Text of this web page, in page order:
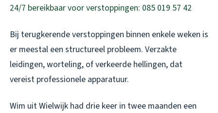
24/7 bereikbaar voor verstoppingen: 085 019 57 42
Bij terugkerende verstoppingen binnen enkele weken is
er meestal een structureel probleem. Verzakte
leidingen, worteling, of verkeerde hellingen, dat
vereist professionele apparatuur.
Wim uit Wielwijk had drie keer in twee maanden een